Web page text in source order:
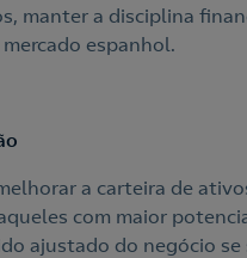
manter a disciplina
espanhol.
a carteira de
com maior
ajustado do negócio se